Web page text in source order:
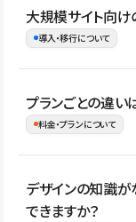
はい。既存サイトの
Studio上に再構築す
イト全体のデザイン
め、移行後にページ
大規模サイト向け
導入・移行について
はい。アクセス規模
理、セキュリティ
ない段階でも、お問
お問合せはこちら
プランごとの違い
料金・プランについて
公開ページ数、バー
管理の有無などがプ
デザインの知識が
できますか？